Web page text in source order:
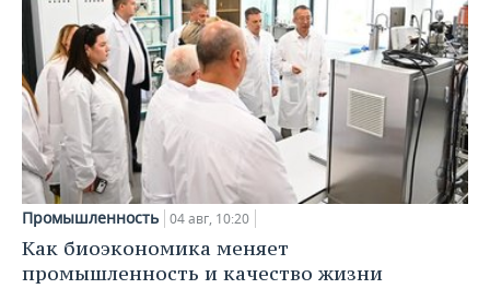
Промышленность 04 авг, 10:20
Как биоэкономика меняет
промышленность и качество жизни